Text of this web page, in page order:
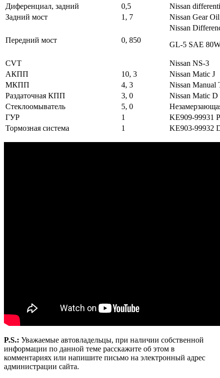
Диференциал, задний
0,5
Nissan
Задний мост
1, 7 Nissan Gear
Передний мост 0, 850
Nissan
GL-5 SAE
CVT
Nissan NS-3
АКПП
10, 3
Nissan Matic J
МКПП
4, 3
Nissan Manual
Раздаточная КПП
3, 0
Nissan Matic D
Стеклоомыватель
5, 0
ГУР
1
KE909-99931
Тормозная система
1 KE903-99932
P.S.: Уважаемые автовладельцы, при наличии собственной
информации по данной теме расскажите об этом в
комментариях или напишите письмо на электронный адрес
администрации сайта.